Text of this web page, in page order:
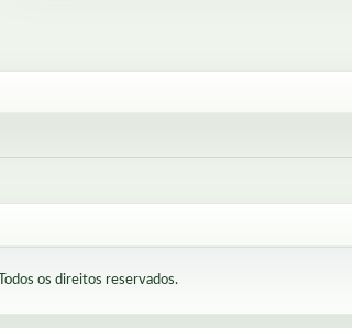
Todos os direitos reservados.